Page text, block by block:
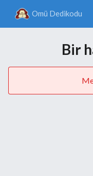
Omü Dedikodu
Bir